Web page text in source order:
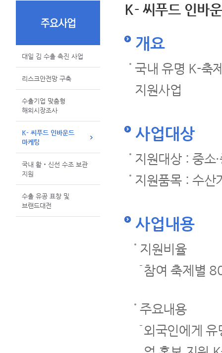
대일 김 수출 촉진 사업
리스크안전망 구축
수출기업 맞춤형
해외시장조사
K- 씨푸드 인바운드
마케팅
국내 활‧신선 수조 보관
지원
수출 유공 표창 및
브랜드대전
K- 씨푸드 인바
개요
국내 유명 K-축
지원사업
사업대상
지원대상 : 중소
지원품목 : 수산
사업내용
지원비율
참여 축제별
주요내용
외국인에게